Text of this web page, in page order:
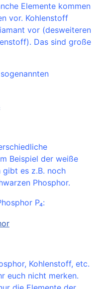
Elemente kommen
vor. Kohlenstoff
vor (desweiteren
Das sind große
Beispiel der weiße
gibt es z.B. noch
Phosphor.
P₄:
Kohlenstoff, etc.
euch nicht merken.